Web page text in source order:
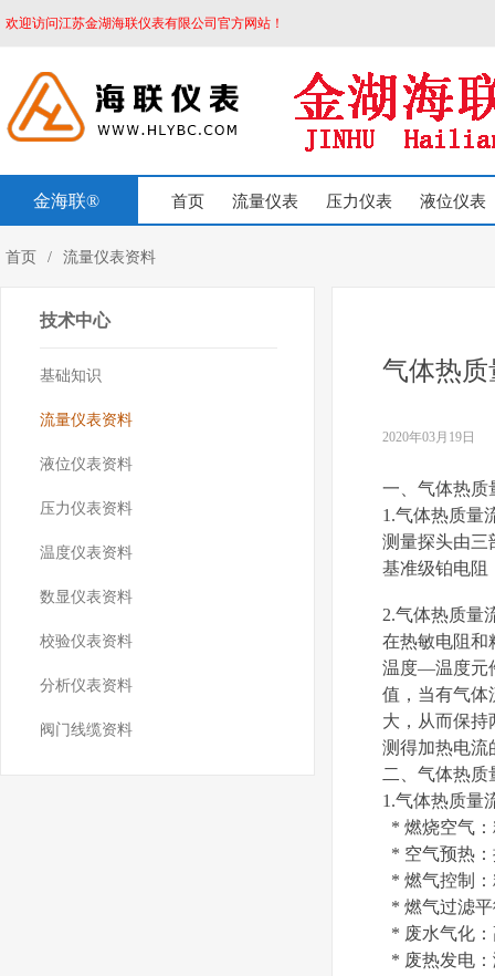
欢迎访问江苏金湖海联仪表有限公司官方网站！
金海联® 首页 流量仪表 压力仪表 液位仪表
首页 / 流量仪表资料
技术中心
基础知识
流量仪表资料
液位仪表资料
压力仪表资料
温度仪表资料
数显仪表资料
校验仪表资料
分析仪表资料
阀门线缆资料
气体热
2020年03月19日
一、气体热质
1.气体热质量
测量探头由三
基准级铂电阻
2.气体热质量
在热敏电阻和
温度—温度元
值，当有气体
大，从而保持
测得加热电流
二、气体热
1.气体热质量
* 燃烧空气
* 空气预热
* 燃气控制
* 燃气过滤
* 废水气化
* 废热发电